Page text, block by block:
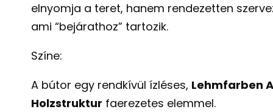
elnyomja a teret, hanem rendezetten
ami “bejárathoz” tartozik.
Színe:
A bútor egy rendkívül ízléses, Lehmfarben
Holzstruktur faerezetes elemmel.